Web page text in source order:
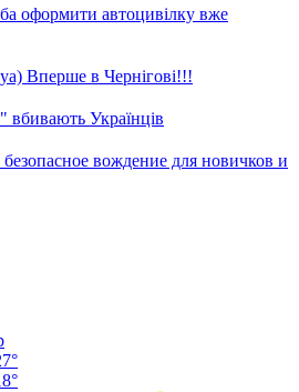
оформити автоцивілку вже
Вперше в Чернігові!!!
Українців
вождение для новичков и